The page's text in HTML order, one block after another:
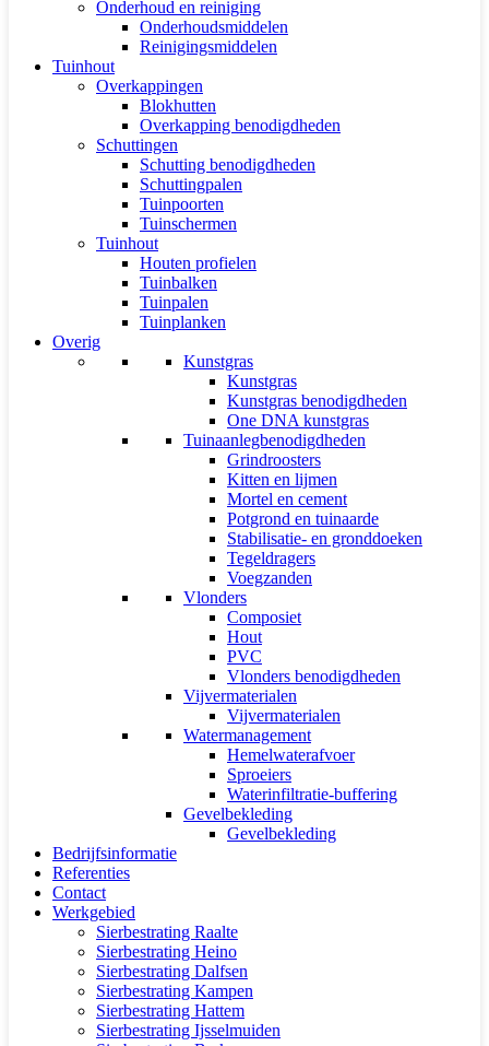
Onderhoud en reiniging
Onderhoudsmiddelen
Reinigingsmiddelen
Tuinhout
Overkappingen
Blokhutten
Overkapping benodigdheden
Schuttingen
Schutting benodigdheden
Schuttingpalen
Tuinpoorten
Tuinschermen
Tuinhout
Houten profielen
Tuinbalken
Tuinpalen
Tuinplanken
Overig
Kunstgras
Kunstgras
Kunstgras benodigdheden
One DNA kunstgras
Tuinaanlegbenodigdheden
Grindroosters
Kitten en lijmen
Mortel en cement
Potgrond en tuinaarde
Stabilisatie- en gronddoeken
Tegeldragers
Voegzanden
Vlonders
Composiet
Hout
PVC
Vlonders benodigdheden
Vijvermaterialen
Vijvermaterialen
Watermanagement
Hemelwaterafvoer
Sproeiers
Waterinfiltratie-buffering
Gevelbekleding
Gevelbekleding
Bedrijfsinformatie
Referenties
Contact
Werkgebied
Sierbestrating Raalte
Sierbestrating Heino
Sierbestrating Dalfsen
Sierbestrating Kampen
Sierbestrating Hattem
Sierbestrating Ijsselmuiden